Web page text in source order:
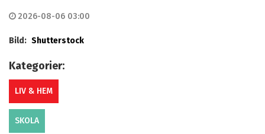
2026-08-06 03:00
Bild: Shutterstock
Kategorier:
LIV & HEM
SKOLA